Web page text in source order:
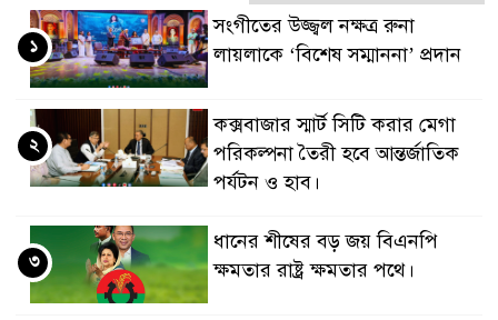
সংগীতের উজ্জ্বল নক্ষত্র রুনা
লায়লাকে ‘বিশেষ সম্মাননা’ প্রদান
১
কক্সবাজার স্মার্ট সিটি করার মেগা
পরিকল্পনা তৈরী হবে আন্তর্জাতিক
পর্যটন ও হাব।
২
ধানের শীষের বড় জয় বিএনপি
ক্ষমতার রাষ্ট্র ক্ষমতার পথে।
৩